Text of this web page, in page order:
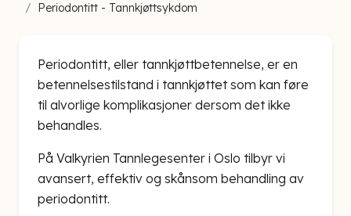
Periodontitt - Tannkjøttsykdom
Periodontitt, eller tannkjøttbetennelse, er en
betennelsestilstand i tannkjøttet som kan føre
til alvorlige komplikasjoner dersom det ikke
behandles.
På Valkyrien Tannlegesenter i Oslo tilbyr vi
avansert, effektiv og skånsom behandling av
periodontitt.